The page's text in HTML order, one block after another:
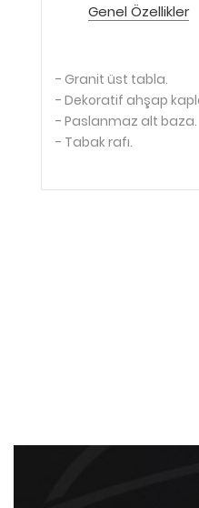
Genel Özellikler
- Granit üst tabla.
- Dekoratif ahşap
- Paslanmaz alt baza.
- Tabak rafı.